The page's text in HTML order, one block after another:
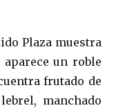
Plaza muestra
un roble
frutado de
manchado